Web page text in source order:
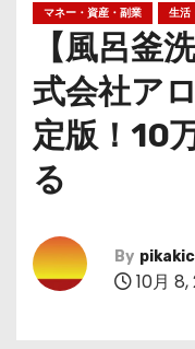
マネー・資産・副業 生活
【風呂釜
式会社ア
定版！10
る
By
10月